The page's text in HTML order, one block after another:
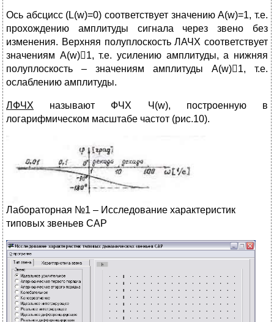
Ось абсцисс (L(w)=0) соответствует значению A(w)=1, т.е.
прохождению амплитуды сигнала через звено без
изменения. Верхняя полуплоскость ЛАЧХ соответствует
значениям A(w)1, т.е. усилению амплитуды, а нижняя
полуплоскость – значениям амплитуды A(w)1, т.е.
ослаблению амплитуды.
ЛФЧХ называют ФЧХ Ч(w), построенную в
логарифмическом масштабе частот (рис.10).
Лабораторная №1 – Исследование характеристик
типовых звеньев САР